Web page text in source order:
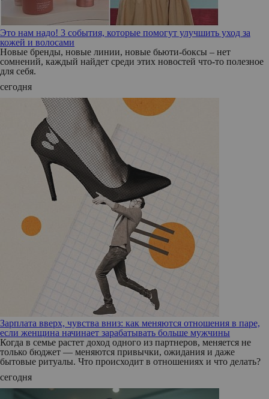
Это нам надо! 3 события, которые помогут улучшить уход за
кожей и волосами
Новые бренды, новые линии, новые бьюти-боксы – нет
сомнений, каждый найдет среди этих новостей что-то полезное
для себя.
сегодня
Зарплата вверх, чувства вниз: как меняются отношения в паре,
если женщина начинает зарабатывать больше мужчины
Когда в семье растет доход одного из партнеров, меняется не
только бюджет — меняются привычки, ожидания и даже
бытовые ритуалы. Что происходит в отношениях и что делать?
сегодня